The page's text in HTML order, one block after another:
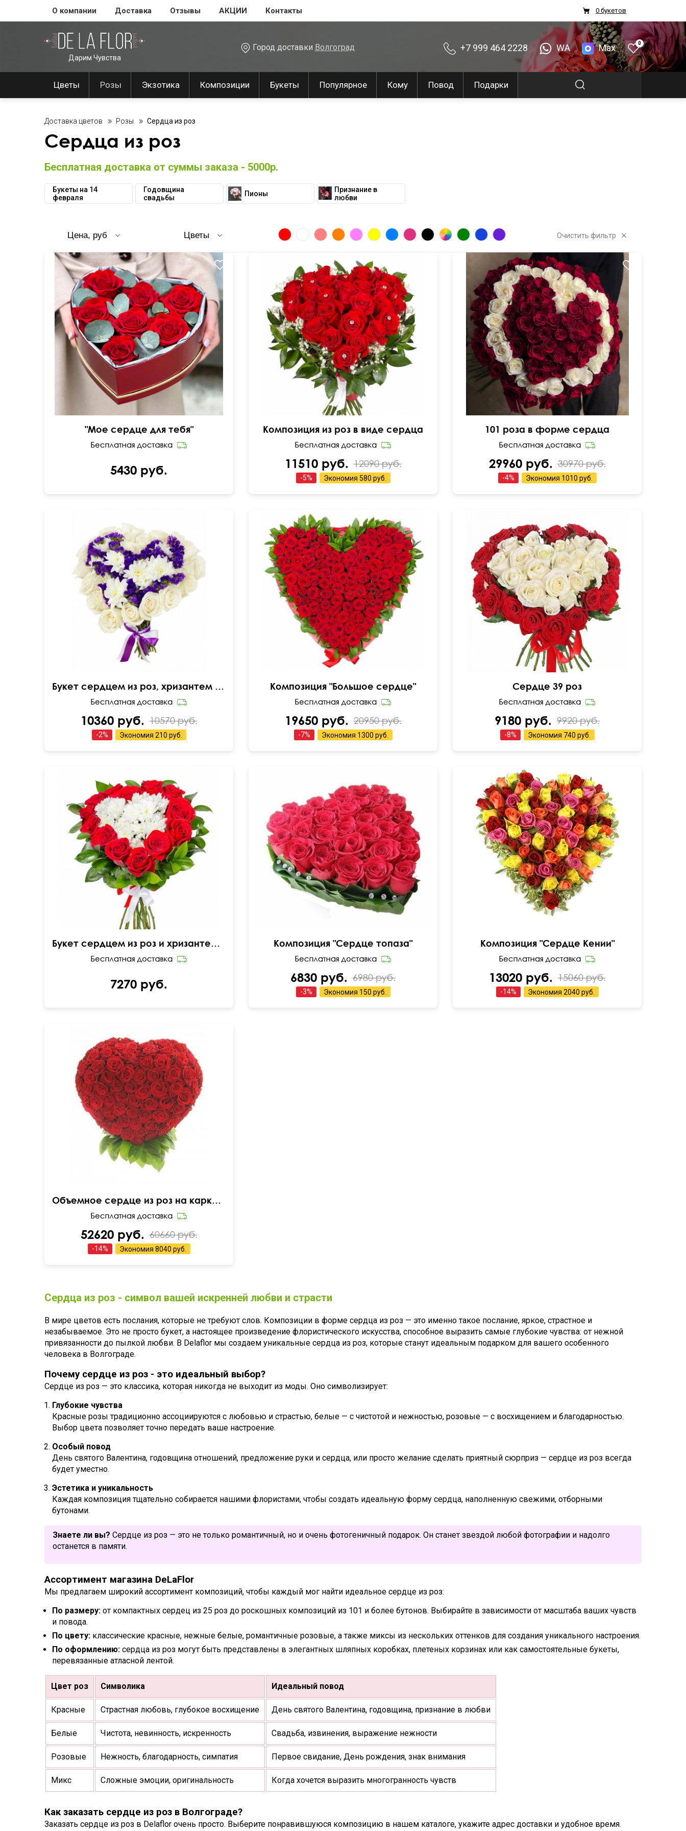
О компании Доставка Отзывы АКЦИИ Контакты 0 букетов
Дарим Чувства
Город доставки Волгоград +7 999 464 2228 WA Max 0
Цветы Розы Экзотика Композиции Букеты Популярное Кому Повод Подарки
Доставка цветов Розы Сердца из роз
Сердца из роз
Бесплатная доставка от суммы заказа - 5000р.
Букеты на 14
февраля
Годовщина
свадьбы
Пионы
Признание в
любви
Цена, руб Цветы Очистить фильтр
Композиция на оазисе
"Мое сердце для тебя"
5430 руб.
50 см 40 см
Композиция из роз в виде сердца
11510 руб. 12090 руб.
-5% Экономия 580 руб.
I love you
101 роза в форме сердца
29960 руб. 30970 руб.
-4% Экономия 1010 руб.
50 см 35 см
Букет сердцем из роз, хризантем и статицы
10360 руб. 10570 руб.
-2% Экономия 210 руб.
На оазисе
20 см
50 см
Композиция "Большое сердце"
19650 руб. 20950 руб.
-7% Экономия 1300 руб.
50 см 40 см
Сердце 39 роз
9180 руб. 9920 руб.
-8% Экономия 740 руб.
На проволочном каркасе
50 см
30 см
Букет сердцем из роз и хризантемы "Валентинка"
7270 руб.
15 см 20 см
Композиция "Сердце топаза"
6830 руб. 6980 руб.
-3% Экономия 150 руб.
15 см 20 см
Композиция "Сердце Кении"
13020 руб. 15060 руб.
-14% Экономия 2040 руб.
60 см 65 см
Объемное сердце из роз на каркасе
52620 руб. 60660 руб.
-14% Экономия 8040 руб.
Сердца из роз - символ вашей искренней любви и страсти
В мире цветов есть послания, которые не требуют слов. Композиции в форме сердца из роз — это именно такое послание, яркое, страстное и
незабываемое. Это не просто букет, а настоящее произведение флористического искусства, способное выразить самые глубокие чувства: от нежной
привязанности до пылкой любви. В Delaflor мы создаем уникальные сердца из роз, которые станут идеальным подарком для вашего особенного
человека в Волгограде.
Почему сердце из роз - это идеальный выбор?
Сердце из роз — это классика, которая никогда не выходит из моды. Оно символизирует:
Глубокие чувства
Красные розы традиционно ассоциируются с любовью и страстью, белые — с чистотой и нежностью, розовые — с восхищением и благодарностью.
Выбор цвета позволяет точно передать ваше настроение.
Особый повод
День святого Валентина, годовщина отношений, предложение руки и сердца, или просто желание сделать приятный сюрприз — сердце из роз всегда
будет уместно.
Эстетика и уникальность
Каждая композиция тщательно собирается нашими флористами, чтобы создать идеальную форму сердца, наполненную свежими, отборными
бутонами.
Знаете ли вы? Сердце из роз — это не только романтичный, но и очень фотогеничный подарок. Он станет звездой любой фотографии и надолго
останется в памяти.
Ассортимент магазина DeLaFlor
Мы предлагаем широкий ассортимент композиций, чтобы каждый мог найти идеальное сердце из роз:
По размеру: от компактных сердец из 25 роз до роскошных композиций из 101 и более бутонов. Выбирайте в зависимости от масштаба ваших чувств
и повода.
По цвету: классические красные, нежные белые, романтичные розовые, а также миксы из нескольких оттенков для создания уникального настроения.
По оформлению: сердца из роз могут быть представлены в элегантных шляпных коробках, плетеных корзинах или как самостоятельные букеты,
перевязанные атласной лентой.
Цвет роз Символика Идеальный повод
Красные Страстная любовь, глубокое восхищение День святого Валентина, годовщина, признание в любви
Белые Чистота, невинность, искренность Свадьба, извинения, выражение нежности
Розовые Нежность, благодарность, симпатия Первое свидание, День рождения, знак внимания
Микс Сложные эмоции, оригинальность Когда хочется выразить многогранность чувств
Как заказать сердце из роз в Волгограде?
Заказать сердце из роз в Delaflor очень просто. Выберите понравившуюся композицию в нашем каталоге, укажите адрес доставки и удобное время.